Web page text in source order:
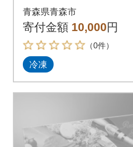
300g(化粧箱入り)_A1
55
青森県青森市
寄付金額 10,000円
（0件）
冷凍